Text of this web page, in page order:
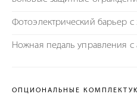
Фотоэлектрический барьер с
Ножная педаль управления
ОПЦИОНАЛЬНЫЕ